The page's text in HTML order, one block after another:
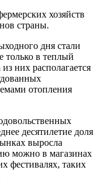
хозяйств
страны.
дня стали
только в теплый
них располагается
отопления
десятилетие доля
выросла
можно в магазинах
фестивалях, таких